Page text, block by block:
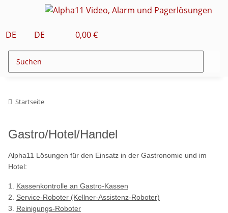
DE DE 0,00 €
Startseite
Gastro/Hotel/Handel
Alpha11 Lösungen für den Einsatz in der Gastronomie und im
Hotel:
1. Kassenkontrolle an Gastro-Kassen
2. Service-Roboter (Kellner-Assistenz-Roboter)
3. Reinigungs-Roboter